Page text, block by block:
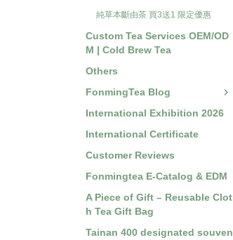
純草本斷由茶 買3送1 限定優惠
Custom Tea Services OEM/OD
M | Cold Brew Tea
Others
FonmingTea Blog
International Exhibition 2026
International Certificate
Customer Reviews
Fonmingtea E-Catalog & EDM
A Piece of Gift – Reusable Clot
h Tea Gift Bag
Tainan 400 designated souven